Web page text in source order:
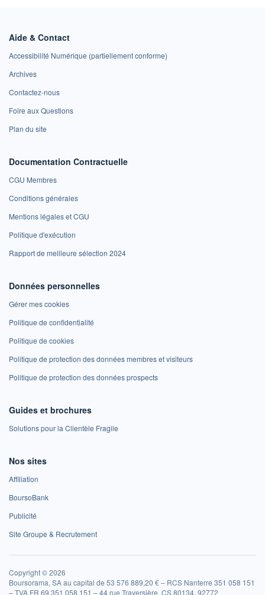
Aide & Contact
Accessibilité Numérique (partiellement conforme)
Archives
Contactez-nous
Foire aux Questions
Plan du site
Documentation Contractuelle
CGU Membres
Conditions générales
Mentions légales et CGU
Politique d'exécution
Rapport de meilleure sélection 2024
Données personnelles
Gérer mes cookies
Politique de confidentialité
Politique de cookies
Politique de protection des données membres et visiteurs
Politique de protection des données prospects
Guides et brochures
Solutions pour la Clientèle Fragile
Nos sites
Affiliation
BoursoBank
Publicité
Site Groupe & Recrutement
Copyright © 2026
Boursorama, SA au capital de 53 576 889,20 € – RCS Nanterre 351 058 151
– TVA FR 69 351 058 151 – 44 rue Traversière, CS 80134, 92772